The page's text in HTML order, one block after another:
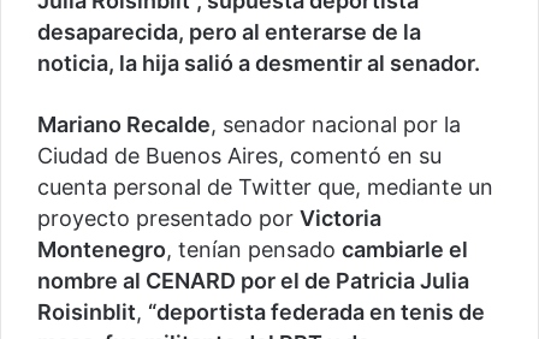
desaparecida, pero al enterarse de la
noticia, la hija salió a desmentir al senador.
Mariano Recalde, senador nacional por la
Ciudad de Buenos Aires, comentó en su
cuenta personal de Twitter que, mediante un
proyecto presentado por Victoria
Montenegro, tenían pensado cambiarle el
nombre al CENARD por el de Patricia Julia
Roisinblit, “deportista federada en tenis de